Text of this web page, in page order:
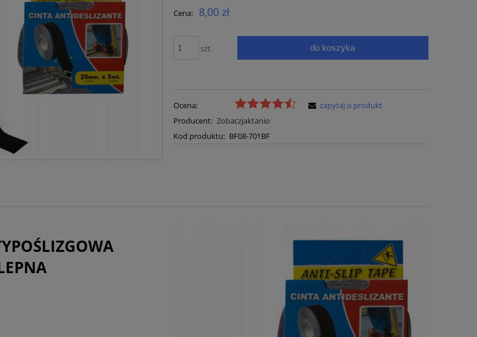
płatności
Cena: 8,00 zł
szt. do koszyka
Ocena:
Producent: Zobaczjaktanio
Kod produktu: BF08-701BF
zapytaj o produkt